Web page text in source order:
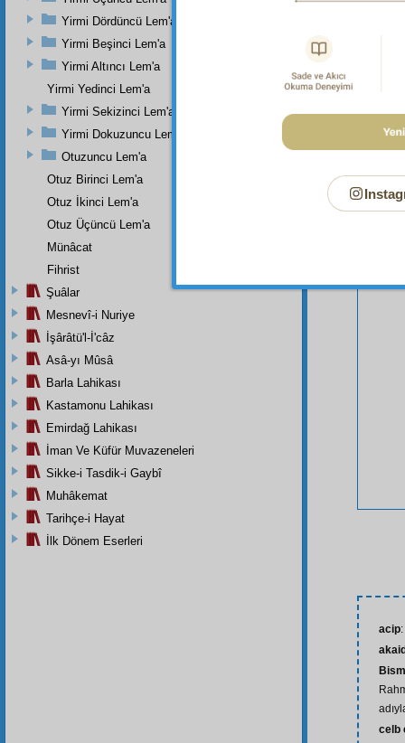
acip
celb
Yirmi Dördüncü Lem'a
Yirmi Beşinci Lem'a
Yirmi Altıncı Lem'a
Yirmi Yedinci Lem'a
Yirmi Sekizinci Lem'a
Yirmi Dokuzuncu Lem'a
Otuzuncu Lem'a
Otuz Birinci Lem'a
Otuz İkinci Lem'a
Otuz Üçüncü Lem'a
Münâcat
Fihrist
Şuâlar
Mesnevî-i Nuriye
İşârâtü'l-İ'câz
Asâ-yı Mûsâ
Barla Lahikası
Kastamonu Lahikası
Emirdağ Lahikası
İman Ve Küfür Muvazeneleri
Sikke-i Tasdik-i Gaybî
Muhâkemat
Tarihçe-i Hayat
İlk Dönem Eserleri